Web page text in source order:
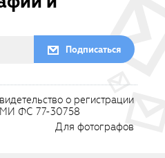
Подписаться
о регистрации
ФС 77-30758
Для фотографов